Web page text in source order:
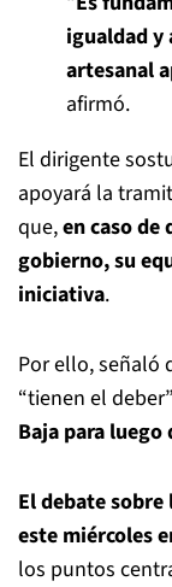
igualdad y
artesanal
afirmó.
El dirigente
apoyará la
que,en caso
gobierno, su
iniciativa.
Por ello, señaló
“tienen el deber”
Baja para
El debate sobre
este miércoles
los puntos